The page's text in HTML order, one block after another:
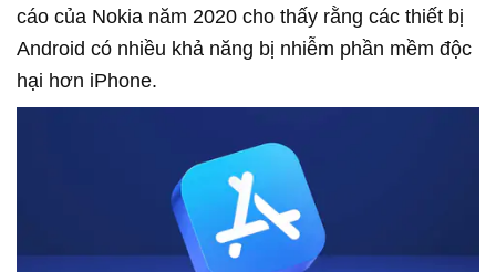
cáo của Nokia năm 2020 cho thấy rằng các thiết bị
Android có nhiều khả năng bị nhiễm phần mềm độc
hại hơn iPhone.